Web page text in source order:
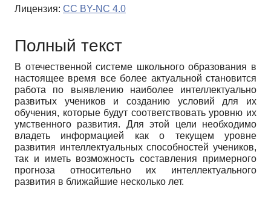
Лицензия: CC BY-NC 4.0
Полный текст
В отечественной системе школьного образования в
настоящее время все более актуальной становится
работа по выявлению наиболее интеллектуально
развитых учеников и созданию условий для их
обучения, которые будут соответствовать уровню их
умственного развития. Для этой цели необходимо
владеть информацией как о текущем уровне
развития интеллектуальных способностей учеников,
так и иметь возможность составления примерного
прогноза относительно их интеллектуального
развития в ближайшие несколько лет.